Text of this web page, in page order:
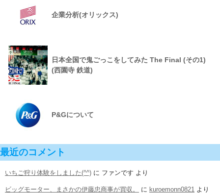
企業分析(オリックス)
日本全国で鬼ごっこをしてみた The Final (その1)
(西園寺 鉄道)
P&Gについて
最近のコメント
いちご狩り体験をしました(^^) に ファンです より
ビッグモーター、まさかの伊藤忠商事が買収。 に kuroemonn0821 より